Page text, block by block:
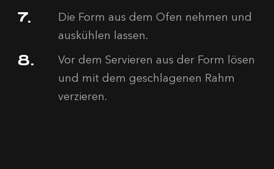
Die Form aus dem Ofen nehmen und
auskühlen lassen.
Vor dem Servieren aus der Form lösen
und mit dem geschlagenen Rahm
verzieren.